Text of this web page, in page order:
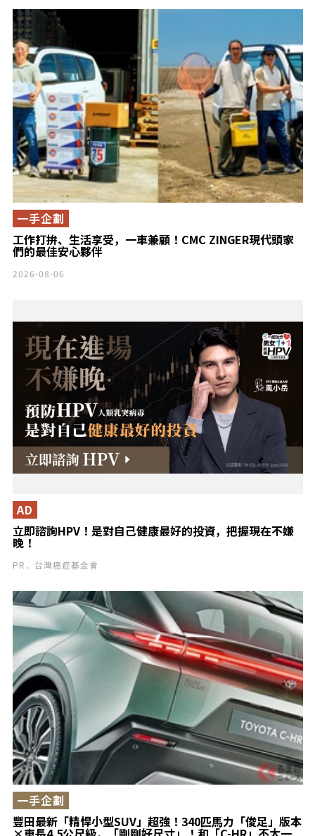
工作打拚、生活享受，一車兼顧！CMC ZINGER現代頭家
們的最佳安心夥伴
一手企劃
2026-08-06
立即諮詢HPV！是對自己健康最好的投資，把握現在不嫌
晚！
AD
PR．台灣癌症基金會
豐田最新「精悍小型SUV」超強！340匹馬力「俊足」版本
一手企劃